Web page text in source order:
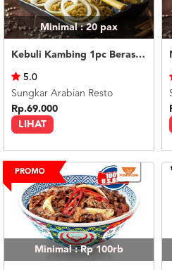
Minimal : 20 pax
Kebuli Kambing 1pc Beras Basmati
LIHAT
5.0
Sungkar Arabian Resto
Rp.69.000
Minimal : Rp 100rb